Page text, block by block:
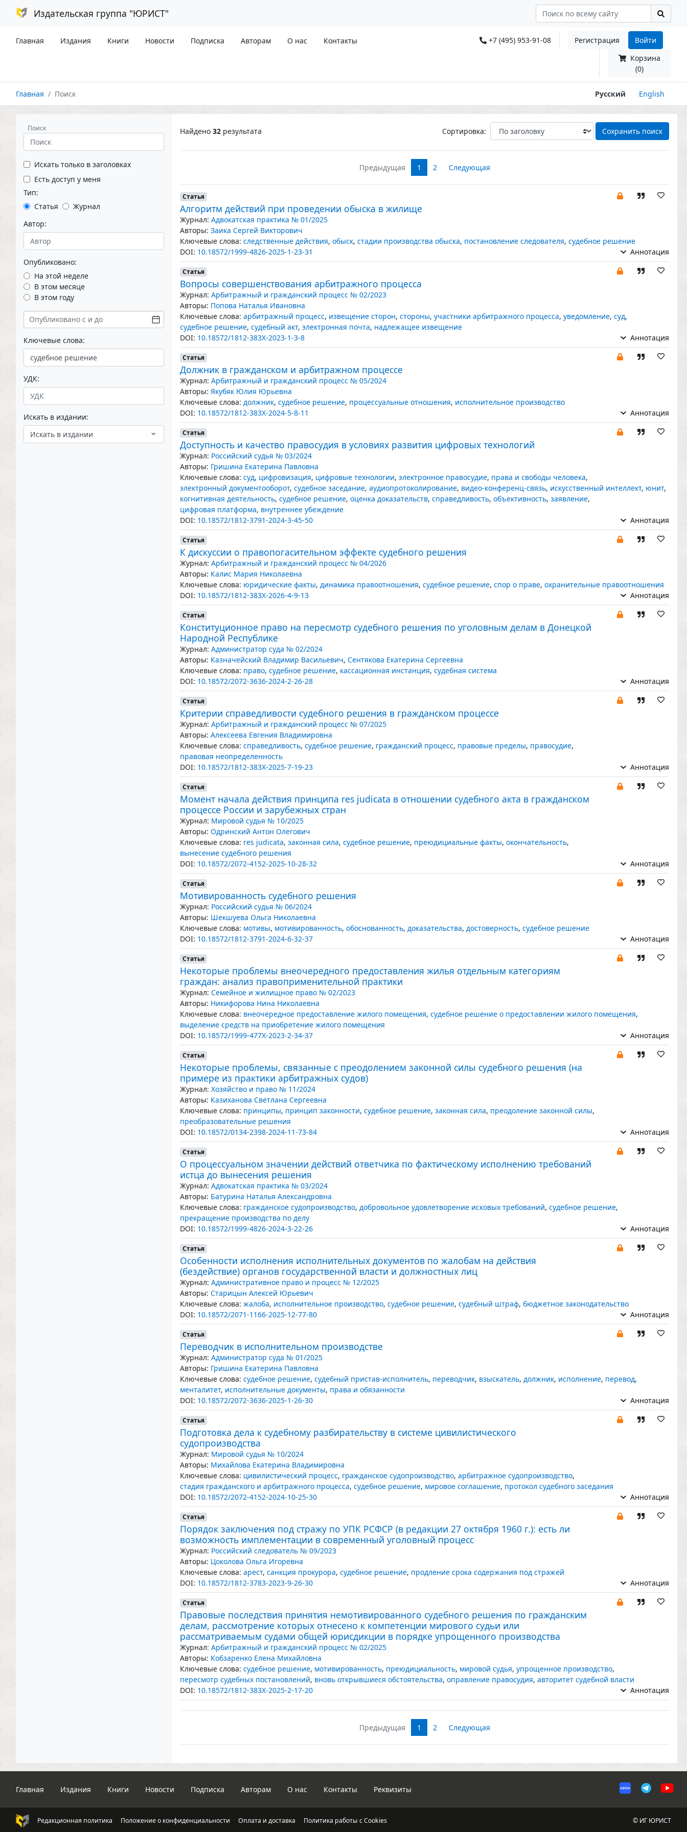
Издательская группа "ЮРИСТ"
Главная Издания Книги Новости Подписка Авторам О нас Контакты +7 (495) 953-91-08 Регистрация
Войти
Корзина
(0)
Главная Поиск Русский English
Поиск
Искать только в заголовках
Есть доступ у меня
Тип:
Статья
Журнал
Автор:
Опубликовано:
На этой неделе
В этом месяце
В этом году
Ключевые слова:
УДК:
Искать в издании:
Искать в издании
Найдено 32 результата Сортировка: Сохранить поиск
Предыдущая 1 2 Следующая
Статья
Алгоритм действий при проведении обыска в жилище
Журнал: Адвокатская практика № 01/2025
Авторы: Заика Сергей Викторович
Ключевые слова: следственные действия, обыск, стадии производства обыска, постановление следователя, судебное решение
DOI: 10.18572/1999-4826-2025-1-23-31 Аннотация
Статья
Вопросы совершенствования арбитражного процесса
Журнал: Арбитражный и гражданский процесс № 02/2023
Авторы: Попова Наталья Ивановна
Ключевые слова: арбитражный процесс, извещение сторон, стороны, участники арбитражного процесса, уведомление, суд,
судебное решение, судебный акт, электронная почта, надлежащее извещение
DOI: 10.18572/1812-383X-2023-1-3-8 Аннотация
Статья
Должник в гражданском и арбитражном процессе
Журнал: Арбитражный и гражданский процесс № 05/2024
Авторы: Якубяк Юлия Юрьевна
Ключевые слова: должник, судебное решение, процессуальные отношения, исполнительное производство
DOI: 10.18572/1812-383X-2024-5-8-11 Аннотация
Статья
Доступность и качество правосудия в условиях развития цифровых технологий
Журнал: Российский судья № 03/2024
Авторы: Гришина Екатерина Павловна
Ключевые слова: суд, цифровизация, цифровые технологии, электронное правосудие, права и свободы человека,
электронный документооборот, судебное заседание, аудиопротоколирование, видео-конференц-связь, искусственный интеллект, юнит,
когнитивная деятельность, судебное решение, оценка доказательств, справедливость, объективность, заявление,
цифровая платформа, внутреннее убеждение
DOI: 10.18572/1812-3791-2024-3-45-50 Аннотация
Статья
К дискуссии о правопогасительном эффекте судебного решения
Журнал: Арбитражный и гражданский процесс № 04/2026
Авторы: Калис Мария Николаевна
Ключевые слова: юридические факты, динамика правоотношения, судебное решение, спор о праве, охранительные правоотношения
DOI: 10.18572/1812-383X-2026-4-9-13 Аннотация
Статья
Конституционное право на пересмотр судебного решения по уголовным делам в Донецкой
Народной Республике
Журнал: Администратор суда № 02/2024
Авторы: Казначейский Владимир Васильевич, Сентякова Екатерина Сергеевна
Ключевые слова: право, судебное решение, кассационная инстанция, судебная система
DOI: 10.18572/2072-3636-2024-2-26-28 Аннотация
Статья
Критерии справедливости судебного решения в гражданском процессе
Журнал: Арбитражный и гражданский процесс № 07/2025
Авторы: Алексеева Евгения Владимировна
Ключевые слова: справедливость, судебное решение, гражданский процесс, правовые пределы, правосудие,
правовая неопределенность
DOI: 10.18572/1812-383X-2025-7-19-23 Аннотация
Статья
Момент начала действия принципа res judicata в отношении судебного акта в гражданском
процессе России и зарубежных стран
Журнал: Мировой судья № 10/2025
Авторы: Одринский Антон Олегович
Ключевые слова: res judicata, законная сила, судебное решение, преюдициальные факты, окончательность,
вынесение судебного решения
DOI: 10.18572/2072-4152-2025-10-28-32 Аннотация
Статья
Мотивированность судебного решения
Журнал: Российский судья № 06/2024
Авторы: Шекшуева Ольга Николаевна
Ключевые слова: мотивы, мотивированность, обоснованность, доказательства, достоверность, судебное решение
DOI: 10.18572/1812-3791-2024-6-32-37 Аннотация
Статья
Некоторые проблемы внеочередного предоставления жилья отдельным категориям
граждан: анализ правоприменительной практики
Журнал: Семейное и жилищное право № 02/2023
Авторы: Никифорова Нина Николаевна
Ключевые слова: внеочередное предоставление жилого помещения, судебное решение о предоставлении жилого помещения,
выделение средств на приобретение жилого помещения
DOI: 10.18572/1999-477X-2023-2-34-37 Аннотация
Статья
Некоторые проблемы, связанные с преодолением законной силы судебного решения (на
примере из практики арбитражных судов)
Журнал: Хозяйство и право № 11/2024
Авторы: Казиханова Светлана Сергеевна
Ключевые слова: принципы, принцип законности, судебное решение, законная сила, преодоление законной силы,
преобразовательные решения
DOI: 10.18572/0134-2398-2024-11-73-84 Аннотация
Статья
О процессуальном значении действий ответчика по фактическому исполнению требований
истца до вынесения решения
Журнал: Адвокатская практика № 03/2024
Авторы: Батурина Наталья Александровна
Ключевые слова: гражданское судопроизводство, добровольное удовлетворение исковых требований, судебное решение,
прекращение производства по делу
DOI: 10.18572/1999-4826-2024-3-22-26 Аннотация
Статья
Особенности исполнения исполнительных документов по жалобам на действия
(бездействие) органов государственной власти и должностных лиц
Журнал: Административное право и процесс № 12/2025
Авторы: Старицын Алексей Юрьевич
Ключевые слова: жалоба, исполнительное производство, судебное решение, судебный штраф, бюджетное законодательство
DOI: 10.18572/2071-1166-2025-12-77-80 Аннотация
Статья
Переводчик в исполнительном производстве
Журнал: Администратор суда № 01/2025
Авторы: Гришина Екатерина Павловна
Ключевые слова: судебное решение, судебный пристав-исполнитель, переводчик, взыскатель, должник, исполнение, перевод,
менталитет, исполнительные документы, права и обязанности
DOI: 10.18572/2072-3636-2025-1-26-30 Аннотация
Статья
Подготовка дела к судебному разбирательству в системе цивилистического
судопроизводства
Журнал: Мировой судья № 10/2024
Авторы: Михайлова Екатерина Владимировна
Ключевые слова: цивилистический процесс, гражданское судопроизводство, арбитражное судопроизводство,
стадия гражданского и арбитражного процесса, судебное решение, мировое соглашение, протокол судебного заседания
DOI: 10.18572/2072-4152-2024-10-25-30 Аннотация
Статья
Порядок заключения под стражу по УПК РСФСР (в редакции 27 октября 1960 г.): есть ли
возможность имплементации в современный уголовный процесс
Журнал: Российский следователь № 09/2023
Авторы: Цоколова Ольга Игоревна
Ключевые слова: арест, санкция прокурора, судебное решение, продление срока содержания под стражей
DOI: 10.18572/1812-3783-2023-9-26-30 Аннотация
Статья
Правовые последствия принятия немотивированного судебного решения по гражданским
делам, рассмотрение которых отнесено к компетенции мирового судьи или
рассматриваемым судами общей юрисдикции в порядке упрощенного производства
Журнал: Арбитражный и гражданский процесс № 02/2025
Авторы: Кобзаренко Елена Михайловна
Ключевые слова: судебное решение, мотивированность, преюдициальность, мировой судья, упрощенное производство,
пересмотр судебных постановлений, вновь открывшиеся обстоятельства, оправление правосудия, авторитет судебной власти
DOI: 10.18572/1812-383X-2025-2-17-20 Аннотация
Предыдущая 1 2 Следующая
Главная Издания Книги Новости Подписка Авторам О нас Контакты Реквизиты
Редакционная политика Положение о конфиденциальности Оплата и доставка Политика работы с Cookies © ИГ ЮРИСТ